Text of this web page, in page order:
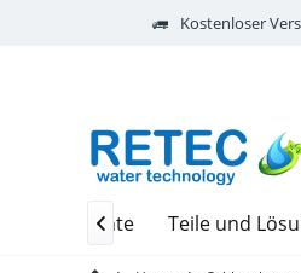
Kostenloser
Elemente Teile und
